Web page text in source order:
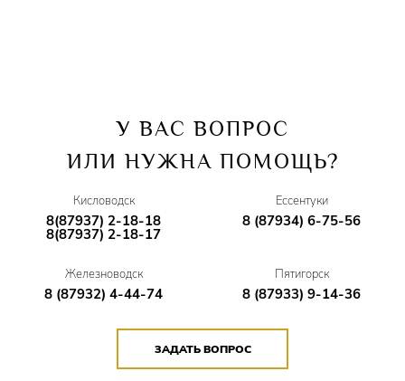
Костюмерный цех–
Диана Ледовских, Мария
Обросова
Бутафорский цех
Наталья Трифонова,
Константин Радионов
Помощник режиссёра Юлия Журавлёва
У ВАС ВОПРОС
ИЛИ НУЖНА ПОМОЩЬ?
Кисловодск
8(87937) 2-18-18
8(87937) 2-18-17
Ессентуки
8 (87934) 6-75-56
Железноводск
8 (87932) 4-44-74
Пятигорск
8 (87933) 9-14-36
ЗАДАТЬ ВОПРОС